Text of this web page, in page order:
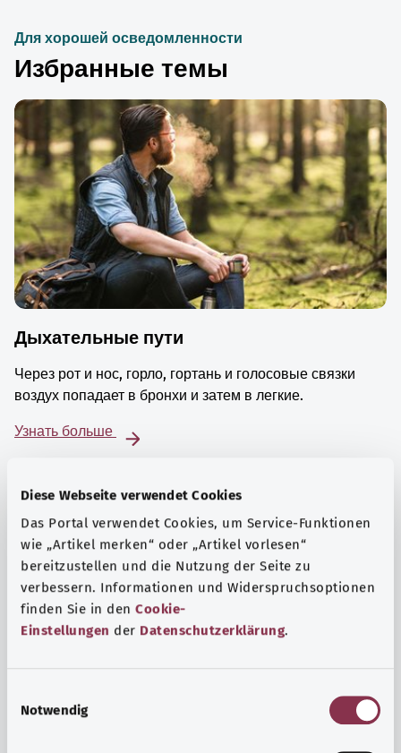
Diese Webseite verwendet Cookies
Das Portal verwendet Cookies, um Service-Funktionen
wie „Artikel merken“ oder „Artikel vorlesen“
bereitzustellen und die Nutzung der Seite zu
verbessern. Informationen und Widerspruchsoptionen
finden Sie in den Cookie-
Einstellungen der Datenschutzerklärung.
Notwendig
Для хорошей осведомленности
Избранные темы
Дыхательные пути
Через рот и нос, горло, гортань и голосовые связки
воздух попадает в бронхи и затем в легкие.
Узнать больше
Глаза